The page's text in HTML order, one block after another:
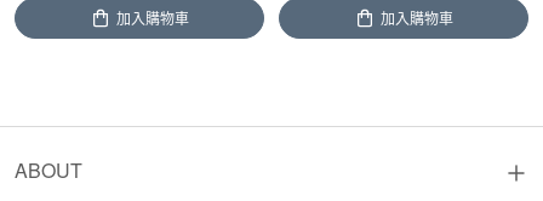
加入購物車 加入購物車
ABOUT